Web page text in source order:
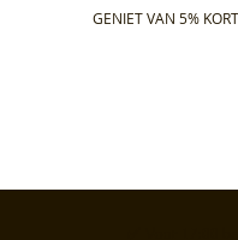
GENIET VAN 5%